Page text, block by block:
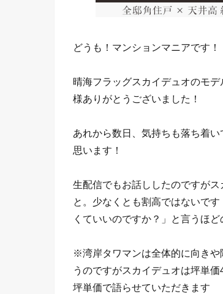
どうも！マンションマニアです！
晴海フラッグスカイデュオのモ
様ありがとうございました！
あれから数日、気持ちも落ち着
思います！
生配信でもお話ししたのですが
と。少なくとも割高ではないで
くていいのですか？」と言うほど
※湾岸タワマンは全体的に向きや
うのですがスカイデュオは坪単
坪単価で語らせていただきます